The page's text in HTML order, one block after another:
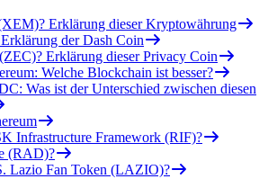
Erklärung dieser Kryptowährung
der Dash Coin
Erklärung dieser Privacy Coin
Welche Blockchain ist besser?
Was ist der Unterschied zwischen diesen
Infrastructure Framework (RIF)?
(RAD)?
Lazio Fan Token (LAZIO)?